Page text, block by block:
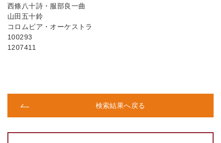
西條八十詩・服部良一曲
山田五十鈴
コロムビア・オーケストラ
100293
1207411
検索結果へ戻る